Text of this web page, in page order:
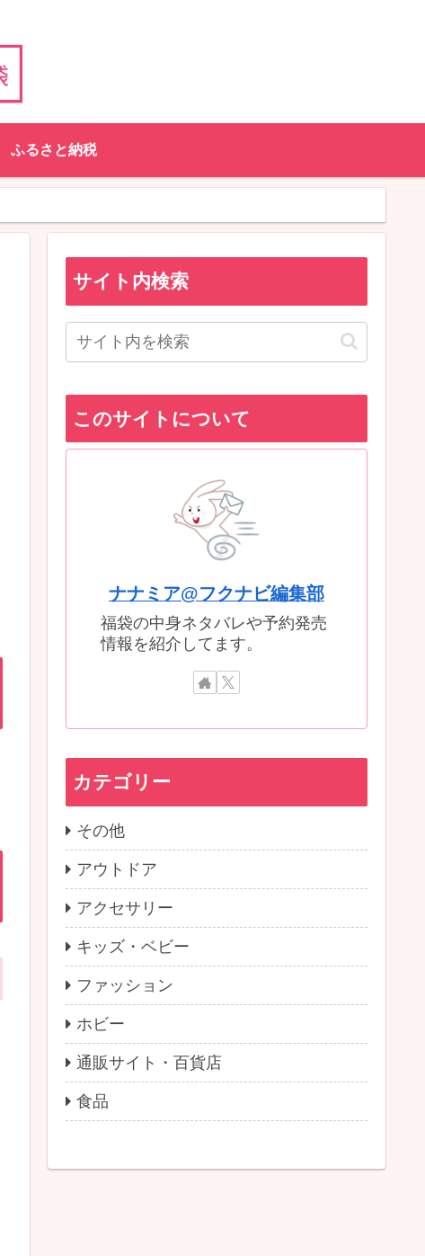
ふるさと納税
サイト内検索
このサイトについて
ナナミア@フクナビ編集部
福袋の中身ネタバレや予約発売
情報を紹介してます。
カテゴリー
その他
アウトドア
アクセサリー
キッズ・ベビー
ファッション
ホビー
通販サイト・百貨店
食品